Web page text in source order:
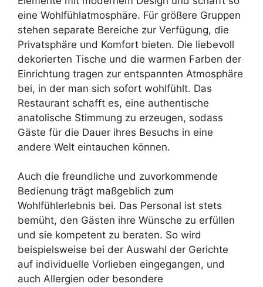
eine Wohlfühlatmosphäre. Für größere Gruppen
stehen separate Bereiche zur Verfügung, die
Privatsphäre und Komfort bieten. Die liebevoll
dekorierten Tische und die warmen Farben der
Einrichtung tragen zur entspannten Atmosphäre
bei, in der man sich sofort wohlfühlt. Das
Restaurant schafft es, eine authentische
anatolische Stimmung zu erzeugen, sodass
Gäste für die Dauer ihres Besuchs in eine
andere Welt eintauchen können.
Auch die freundliche und zuvorkommende
Bedienung trägt maßgeblich zum
Wohlfühlerlebnis bei. Das Personal ist stets
bemüht, den Gästen ihre Wünsche zu erfüllen
und sie kompetent zu beraten. So wird
beispielsweise bei der Auswahl der Gerichte
auf individuelle Vorlieben eingegangen, und
auch Allergien oder besondere